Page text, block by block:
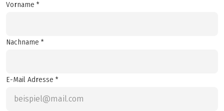
Vorname *
Nachname *
E-Mail Adresse *